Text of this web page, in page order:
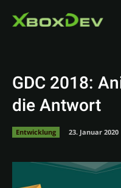
GDC 2018:
die Antwort
Entwicklung 23. Januar 2020